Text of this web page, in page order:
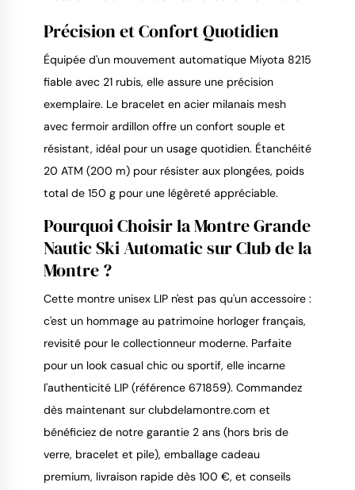
Précision et Confort Quotidien
Équipée d'un mouvement automatique Miyota 8215
fiable avec 21 rubis, elle assure une précision
exemplaire. Le bracelet en acier milanais mesh
avec fermoir ardillon offre un confort souple et
résistant, idéal pour un usage quotidien. Étanchéité
20 ATM (200 m) pour résister aux plongées, poids
total de 150 g pour une légèreté appréciable.
Pourquoi Choisir la Montre Grande
Nautic Ski Automatic sur Club de la
Montre ?
Cette montre unisex LIP n'est pas qu'un accessoire :
c'est un hommage au patrimoine horloger français,
revisité pour le collectionneur moderne. Parfaite
pour un look casual chic ou sportif, elle incarne
l'authenticité LIP (référence 671859). Commandez
dès maintenant sur clubdelamontre.com et
bénéficiez de notre garantie 2 ans (hors bris de
verre, bracelet et pile), emballage cadeau
premium, livraison rapide dès 100 €, et conseils